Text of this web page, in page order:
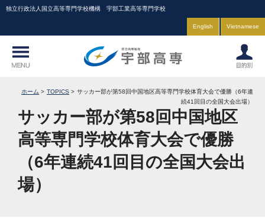
独立行政法人国立高等専門学校機構 宇部工業高等専門学校
English Vietnamese
ホーム TOPICS
サッカー部が第58回中国地区高等専門学校体育大会で優勝（6年連
続41回目の全国大会出場）
サッカー部が第58回中国地区
高等専門学校体育大会で優勝
（6年連続41回目の全国大会出
場）